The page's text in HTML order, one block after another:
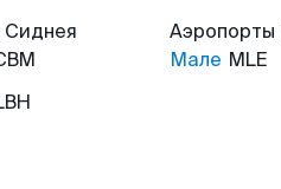
Сиднея
Аэропорты
Мале MLE